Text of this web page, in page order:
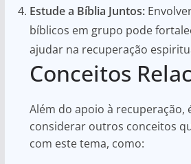
Estude a Bíblia Juntos:
bíblicos em grupo pode
ajudar na recuperação
Conceitos
Além do apoio à recuperação,
considerar outros conceitos
com este tema, como: